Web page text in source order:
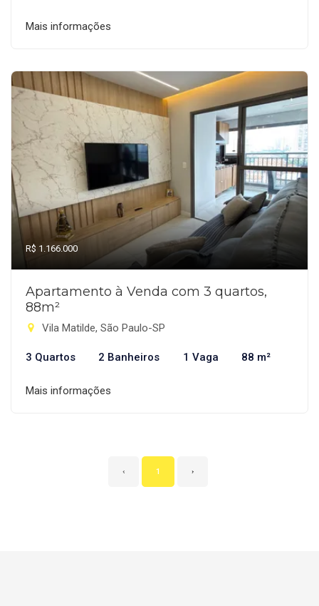
Mais informações
R$ 1.166.000
Apartamento à Venda com 3 quartos,
88m²
Vila Matilde, São Paulo-SP
3 Quartos 2 Banheiros 1 Vaga 88 m²
Mais informações
‹ 1 ›